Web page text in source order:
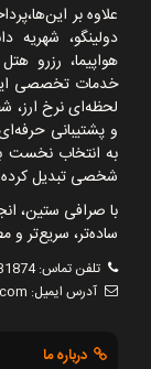
علاوه بر
دولینگو، شهریه
هواپیما، رزرو
خدمات تخصصی این
لحظه‌ای نرخ ارز،
و پشتیبانی
به انتخاب نخست
شخصی تبدیل
با صرافی ستین،
ساده‌تر، سریع‌تر و
تلفن تماس:
آدرس ایمیل:
درباره ما